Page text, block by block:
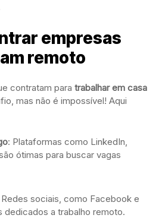
empresas
remoto
contratam para trabalhar em casa
mas não é impossível! Aqui
: Plataformas como LinkedIn,
ótimas para buscar vagas
Redes sociais, como Facebook e
dedicados a trabalho remoto.